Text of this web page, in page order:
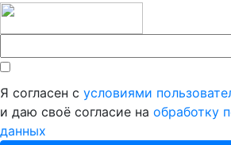
Я согласен с условиями
и даю своё согласие на обработку
данных